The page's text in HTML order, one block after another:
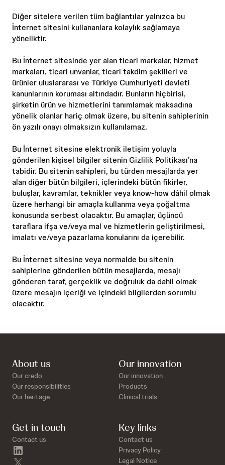
Diğer sitelere verilen tüm bağlantılar yalnızca bu
İnternet sitesini kullananlara kolaylık sağlamaya
yöneliktir.
Bu İnternet sitesinde yer alan ticari markalar, hizmet
markaları, ticari unvanlar, ticari takdim şekilleri ve
ürünler uluslararası ve Türkiye Cumhuriyeti devleti
kanunlarının koruması altındadır. Bunların hiçbirisi,
şirketin ürün ve hizmetlerini tanımlamak maksadına
yönelik olanlar hariç olmak üzere, bu sitenin sahiplerinin
ön yazılı onayı olmaksızın kullanılamaz.
Bu İnternet sitesine elektronik iletişim yoluyla
gönderilen kişisel bilgiler sitenin Gizlilik Politikası’na
tabidir. Bu sitenin sahipleri, bu türden mesajlarda yer
alan diğer bütün bilgileri, içlerindeki bütün fikirler,
buluşlar, kavramlar, teknikler veya know-how dâhil olmak
üzere herhangi bir amaçla kullanma veya çoğaltma
konusunda serbest olacaktır. Bu amaçlar, üçüncü
taraflara ifşa ve/veya mal ve hizmetlerin geliştirilmesi,
imalatı ve/veya pazarlama konularını da içerebilir.
Bu İnternet sitesine veya normalde bu sitenin
sahiplerine gönderilen bütün mesajlarda, mesajı
gönderen taraf, gerçeklik ve doğruluk da dahil olmak
üzere mesajın içeriği ve içindeki bilgilerden sorumlu
olacaktır.
About us
Our credo
Our responsibilities
Our heritage
Our innovation
Our innovation
Products
Clinical trials
Get in touch
Contact us
Key links
Contact us
Privacy Policy
Legal Notice